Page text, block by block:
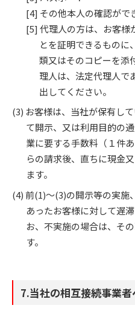
その他本人の確認がで
代理人の方は、お客様
とを証明できるものに
類又はそのコピーを添
理人は、法定代理人で
出してください。
お客様は、当社が保有し
て開示、又は利用目的の
業に要する手数料（１件
らの請求後、直ちに現金
ます。
前(1)～(3)の開示等の実施
あったお客様に対して遅
お、不実施の場合は、そ
す。
7.当社の相互接続事業